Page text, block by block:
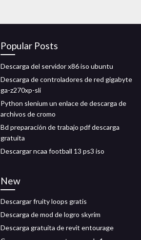
Popular Posts
Descarga del servidor x86 iso ubuntu
Descarga de controladores de red gigabyte
ga-z270xp-sli
Python slenium un enlace de descarga de
archivos de cromo
Bd preparación de trabajo pdf descarga
gratuita
Descargar ncaa football 13 ps3 iso
New
Descargar fruity loops gratis
Descarga de mod de logro skyrim
Descarga gratuita de revit entourage